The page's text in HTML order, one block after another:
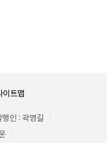
이트맵
행인 : 곽영길